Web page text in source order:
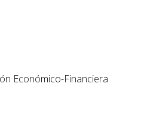
Económico-Financiera